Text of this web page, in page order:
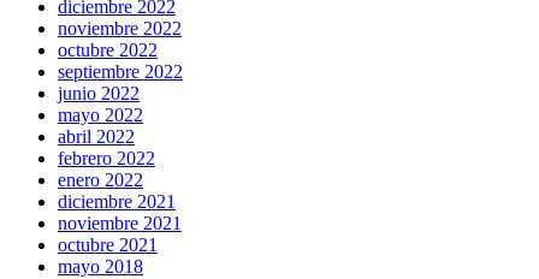
diciembre 2022
noviembre 2022
octubre 2022
septiembre 2022
junio 2022
mayo 2022
abril 2022
febrero 2022
enero 2022
diciembre 2021
noviembre 2021
octubre 2021
mayo 2018